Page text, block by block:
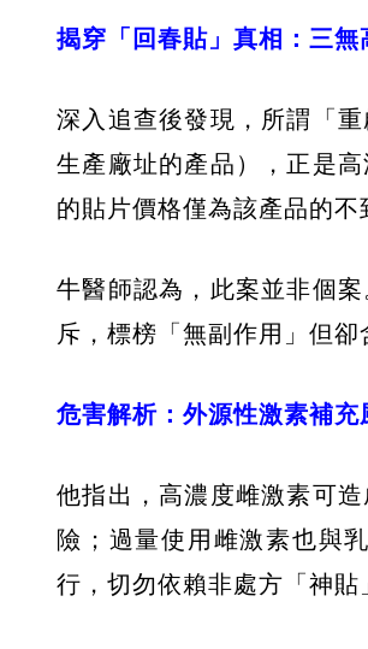
揭穿「回春貼」真相：三無
深入追查後發現，所謂「
生產廠址的產品），正是
的貼片價格僅為該產品的不
牛醫師認為，此案並非個
斥，標榜「無副作用」但卻
危害解析：外源性激素補充
他指出，高濃度雌激素可
險；過量使用雌激素也與
行，切勿依賴非處方「神